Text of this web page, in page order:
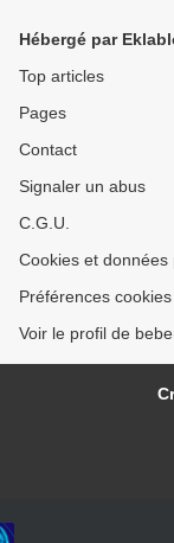
Hébergé par
Top articles
Pages
Contact
Signaler un abus
C.G.U.
Cookies et données
Préférences cookies
Voir le profil de